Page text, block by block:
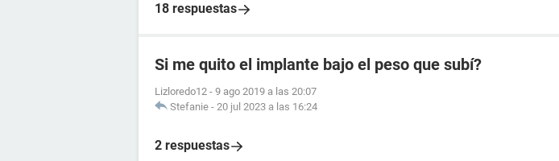
18 respuestas
Si me quito el implante bajo el peso que subí?
Lizloredo12 - 9 ago 2019 a las 20:07
Stefanie - 20 jul 2023 a las 16:24
2 respuestas